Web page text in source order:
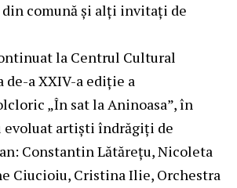
comună și alți invitați de
la Centrul Cultural
de-a XXIV-a ediție a
„În sat la Aninoasa”, în
evoluat artiști îndrăgiți de
Constantin Lătărețu, Nicoleta
Ciucioiu, Cristina Ilie, Orchestra